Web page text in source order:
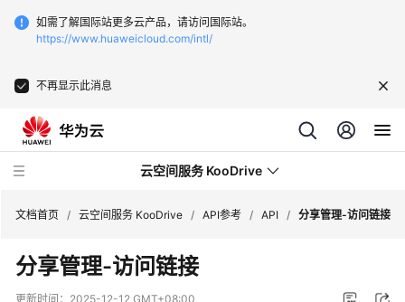
如需了解国际站更多云产品，请访问国际站。
https://www.huaweicloud.com/intl/
不再显示此消息
云空间服务 KooDrive
最
新
文档首页 / 云空间服务 KooDrive / API参考 / API / 分享管理-访问链接
分享管理-访问链接
更新时间： 2025-12-12 GMT+08:00